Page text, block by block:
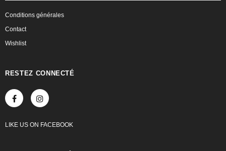
Conditions générales
Contact
Wishlist
RESTEZ CONNECTÉ
LIKE US ON FACEBOOK